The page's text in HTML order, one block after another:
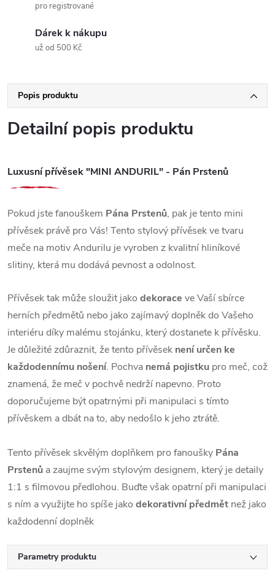
pro registrované
Dárek k nákupu
už od 500 Kč
Popis produktu
Detailní popis produktu
Luxusní přívěsek "MINI ANDURIL" - Pán Prstenů
Pokud jste fanouškem Pána Prstenů, pak je tento mini
přívěsek právě pro Vás! Tento stylový přívěsek ve tvaru
meče na motiv Andurilu je vyroben z kvalitní hliníkové
slitiny, která mu dodává pevnost a odolnost.
Přívěsek tak může sloužit jako dekorace ve Vaší sbírce
herních předmětů nebo jako zajímavý doplněk do Vašeho
interiéru díky malému stojánku, který dostanete k přívěsku.
Je důležité zdůraznit, že tento přívěsek není určen ke
každodennímu nošení. Pochva nemá pojistku pro meč, což
znamená, že meč v pochvě nedrží napevno. Proto
doporučujeme být opatrnými při manipulaci s tímto
přívěskem a dbát na to, aby nedošlo k jeho ztrátě.
Tento přívěsek skvělým doplňkem pro fanoušky Pána
Prstenů a zaujme svým stylovým designem, který je detaily
1:1 s filmovou předlohou. Buďte však opatrní při manipulaci
s ním a využijte ho spíše jako dekorativní předmět než jako
každodenní doplněk
Parametry produktu